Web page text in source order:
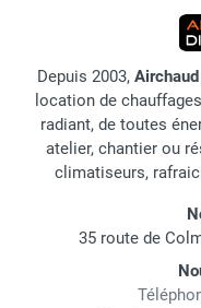
Depuis 2003,
location de
radiant, de toutes
atelier, chantier ou
climatiseurs,
35 route de